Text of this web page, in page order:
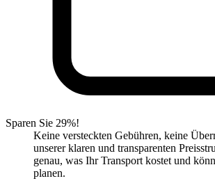
Sparen Sie 29%!
Keine versteckten Gebühren, keine
unserer klaren und transparenten
genau, was Ihr Transport kostet und
planen.